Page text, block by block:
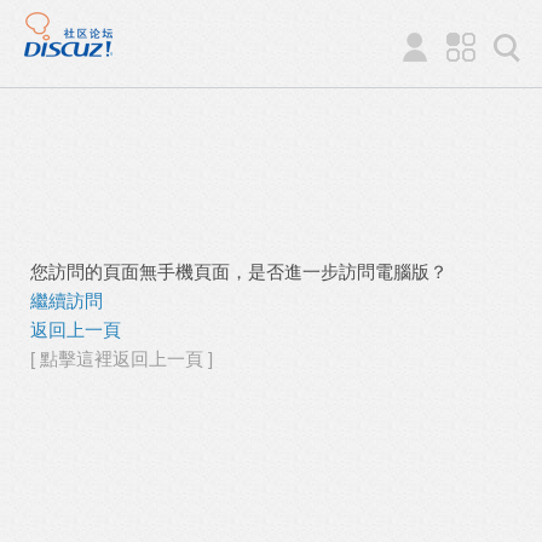
您訪問的頁面無手機頁面，是否進一步訪問電腦版？
繼續訪問
返回上一頁
[ 點擊這裡返回上一頁 ]